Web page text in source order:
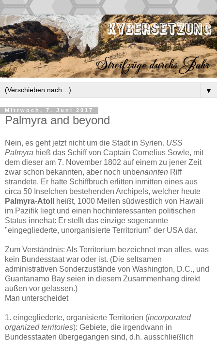
▼
Mittwoch, 7. Juni 2017
Palmyra and beyond
Nein, es geht jetzt nicht um die Stadt in Syrien. USS
Palmyra hieß das Schiff von Captain Cornelius Sowle, mit
dem dieser am 7. November 1802 auf einem zu jener Zeit
zwar schon bekannten, aber noch unbenannten Riff
strandete. Er hatte Schiffbruch erlitten inmitten eines aus
circa 50 Inselchen bestehenden Archipels, welcher heute
Palmyra-Atoll
heißt, 1000 Meilen südwestlich von Hawaii
im Pazifik liegt und einen hochinteressanten politischen
Status innehat: Er stellt das einzige sogenannte
"eingegliederte, unorganisierte Territorium" der USA dar.
Zum Verständnis: Als Territorium bezeichnet man alles, was
kein Bundesstaat war oder ist. (Die seltsamen
administrativen Sonderzustände von Washington, D.C., und
Guantanamo Bay seien in diesem Zusammenhang direkt
außen vor gelassen.)
Man unterscheidet
1. eingegliederte, organisierte Territorien (incorporated
organized territories): Gebiete, die irgendwann in
Bundesstaaten übergegangen sind, d.h. ausschließlich